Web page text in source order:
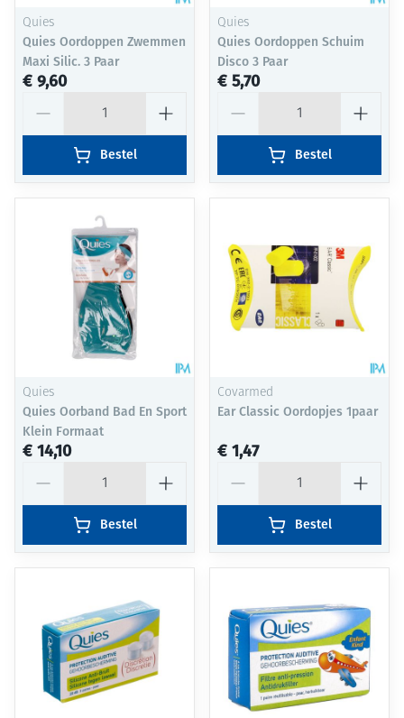
Quies
Quies Oordoppen Zwemmen
Maxi Silic. 3 Paar
€ 9,60
Bestel
Quies
Quies Oordoppen Schuim
Disco 3 Paar
€ 5,70
Bestel
Quies
Quies Oorband Bad En Sport
Klein Formaat
€ 14,10
Bestel
Covarmed
Ear Classic Oordopjes 1paar
€ 1,47
Bestel